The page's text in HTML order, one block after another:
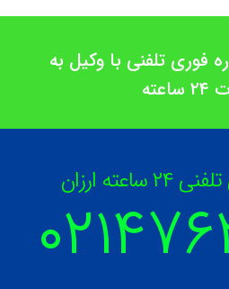
فوری تلفنی با وکیل به
ارزان